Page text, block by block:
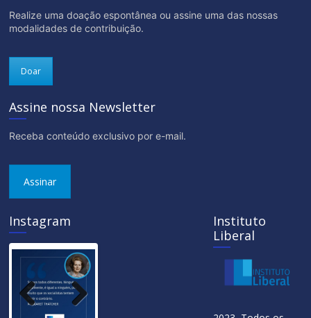
Realize uma doação espontânea ou assine uma das nossas
modalidades de contribuição.
Doar
Assine nossa Newsletter
Receba conteúdo exclusivo por e-mail.
Assinar
Instagram
Instituto
Liberal